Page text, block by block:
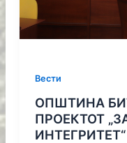
Вести
ОПШТИНА
ПРОЕКТОТ
ИНТЕГРИТЕТ“